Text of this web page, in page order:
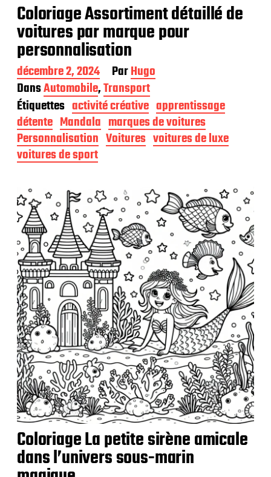
Coloriage Assortiment détaillé de
voitures par marque pour
personnalisation
D
a
t
e
d
e
p
u
b
i
c
a
t
i
o
n
décembre 2, 2024 ParHugo
DansAutomobile,Transport
Étiquettes activité créative apprentissage
détente Mandala marques de voitures
Personnalisation Voitures voitures de luxe
voitures de sport
Coloriage La petite sirène amicale
dans l’univers sous-marin